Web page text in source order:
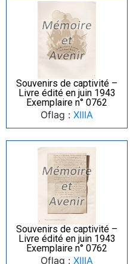
Souvenirs de captivité –
Livre édité en juin 1943
Exemplaire n° 0762
Oflag : XIIIA
Souvenirs de captivité –
Livre édité en juin 1943
Exemplaire n° 0762
Oflag : XIIIA